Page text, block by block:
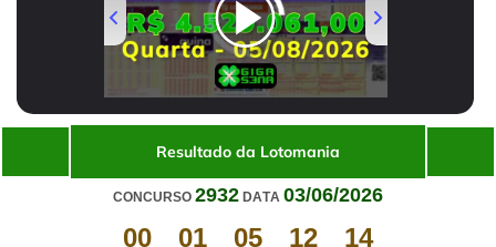
00:00/01:20
Resultado da Lotomania
CONCURSO 2932 DATA 03/06/2026
00 01 05 12 14